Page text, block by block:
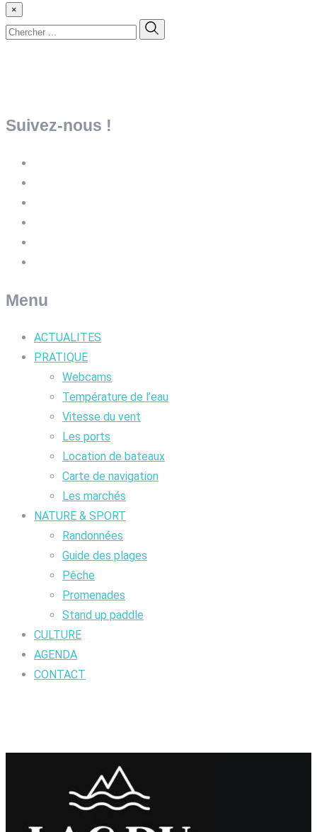
×
Suivez-nous !
Menu
ACTUALITES
PRATIQUE
Webcams
Température de l’eau
Vitesse du vent
Les ports
Location de bateaux
Carte de navigation
Les marchés
NATURE & SPORT
Randonnées
Guide des plages
Pêche
Promenades
Stand up paddle
CULTURE
AGENDA
CONTACT